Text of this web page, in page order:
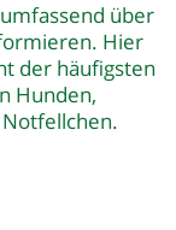
über
Hier
der häufigsten
Hunden,